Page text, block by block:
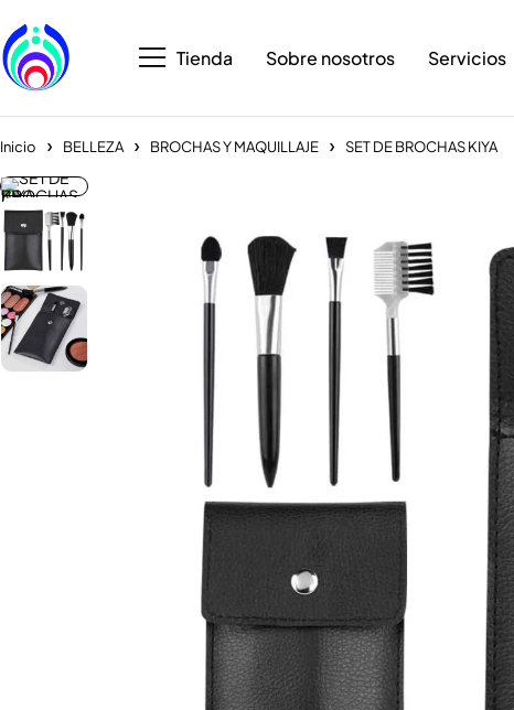
Tienda Sobre nosotros Servicios
Inicio BELLEZA BROCHAS Y MAQUILLAJE SET DE BROCHAS KIYA